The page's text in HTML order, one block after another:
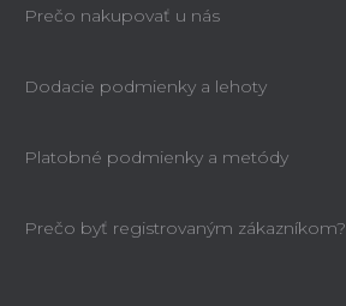
Prečo nakupovať u nás
Dodacie podmienky a lehoty
Platobné podmienky a metódy
Prečo byť registrovaným zákazníkom?